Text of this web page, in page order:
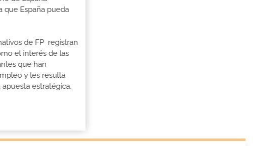
que España pueda
de FP registran
el interés de las
que han
y les resulta
estratégica.